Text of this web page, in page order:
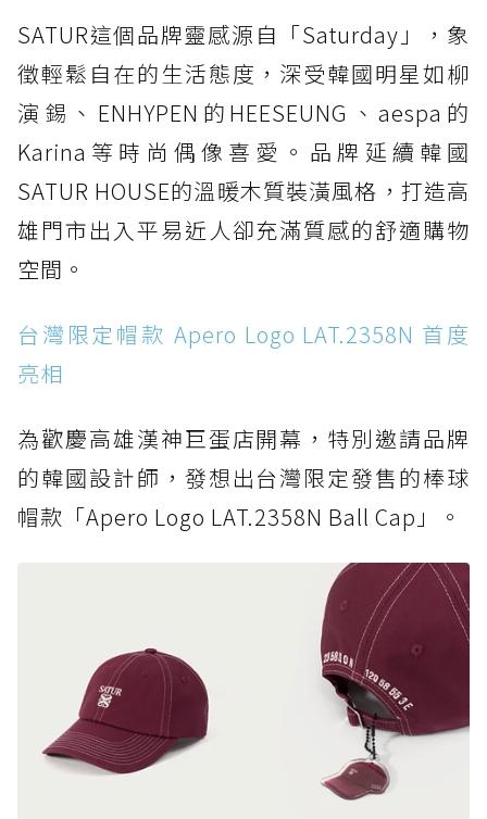
SATUR這個品牌靈感源自「Saturday」，象
徵輕鬆自在的生活態度，深受韓國明星如柳
演錫、ENHYPEN的HEESEUNG、aespa的
Karina等時尚偶像喜愛。品牌延續韓國
SATUR HOUSE的溫暖木質裝潢風格，打造高
雄門市出入平易近人卻充滿質感的舒適購物
空間。
台灣限定帽款 Apero Logo LAT.2358N 首度
亮相
為歡慶高雄漢神巨蛋店開幕，特別邀請品牌
的韓國設計師，發想出台灣限定發售的棒球
帽款「Apero Logo LAT.2358N Ball Cap」。